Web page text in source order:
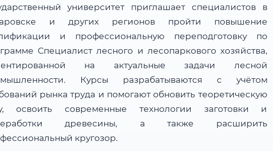
университет приглашает специалистов в
и других регионов пройти повышение
и профессиональную переподготовку по
Специалист лесного и лесопаркового хозяйства,
на актуальные задачи лесной
Курсы разрабатываются с учётом
рынка труда и помогают обновить теоретическую
освоить современные технологии заготовки и
древесины, а также расширить
кругозор.